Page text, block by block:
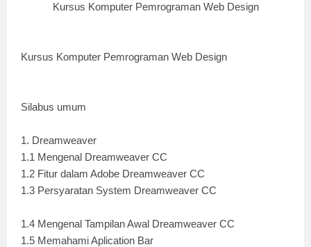
Kursus Komputer Pemrograman Web Design
Kursus Komputer Pemrograman Web Design
Silabus umum
1. Dreamweaver
1.1 Mengenal Dreamweaver CC
1.2 Fitur dalam Adobe Dreamweaver CC
1.3 Persyaratan System Dreamweaver CC
1.4 Mengenal Tampilan Awal Dreamweaver CC
1.5 Memahami Aplication Bar